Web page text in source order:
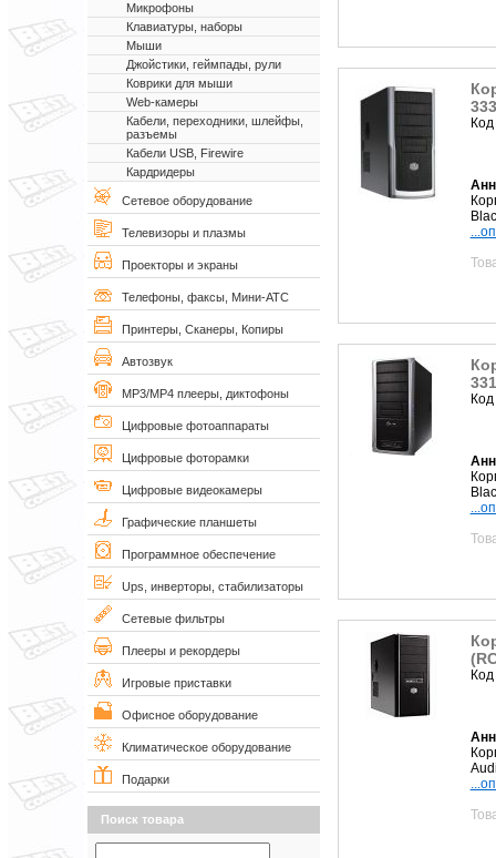
Микрофоны
Клавиатуры, наборы
Мыши
Джойстики, геймпады, рули
Коврики для мыши
Web-камеры
Кабели, переходники, шлейфы,
разъемы
Кабели USB, Firewire
Кардридеры
Сетевое оборудование
Телевизоры и плазмы
Проекторы и экраны
Телефоны, факсы, Мини-АТС
Принтеры, Сканеры, Копиры
Автозвук
MP3/MP4 плееры, диктофоны
Цифровые фотоаппараты
Цифровые фоторамки
Цифровые видеокамеры
Графические планшеты
Программное обеспечение
Ups, инверторы, стабилизаторы
Сетевые фильтры
Плееры и рекордеры
Игровые приставки
Офисное оборудование
Климатическое оборудование
Подарки
Поиск товара